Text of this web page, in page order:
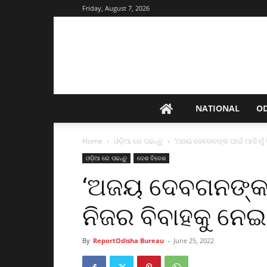
Friday, August 7, 2026
NATIONAL
Home ଓଡ଼ିଆ ରେ ପଢନ୍ତୁ ‘ଅଜୟ ଦେବଗନଙ୍କ ପାଇଁ ଆଜି ମୁଁ
ଓଡ଼ିଆ ରେ ପଢନ୍ତୁ ଦେଶ ବିଦେଶ
‘ଅଜୟ
ନିଜର ବିବାହକୁ
By ReportOdisha Bureau - June 25, 2022